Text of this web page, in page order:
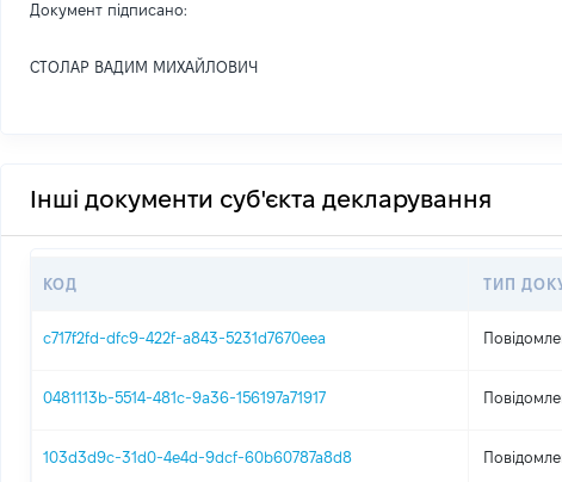
Документ підписано:
СТОЛАР ВАДИМ МИХАЙЛОВИЧ
Інші документи суб'єкта декларування
КОД ТИП
c717f2fd-dfc9-422f-a843-5231d7670eea
0481113b-5514-481c-9a36-156197a71917
103d3d9c-31d0-4e4d-9dcf-60b60787a8d8